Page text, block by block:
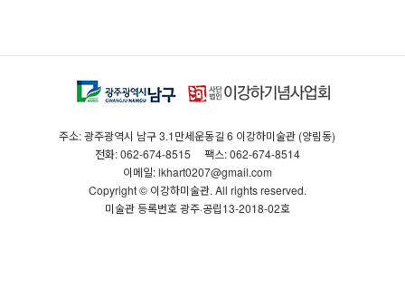
주소: 광주광역시 남구 3.1만세운동길 6 이강하미술관 (양림동)
전화: 062-674-8515
팩스: 062-674-8514
이메일: lkhart0207@gmail.com
Copyright © 이강하미술관. All rights reserved.
미술관 등록번호 광주·공립13-2018-02호